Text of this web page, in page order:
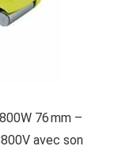
76 mm –
avec son